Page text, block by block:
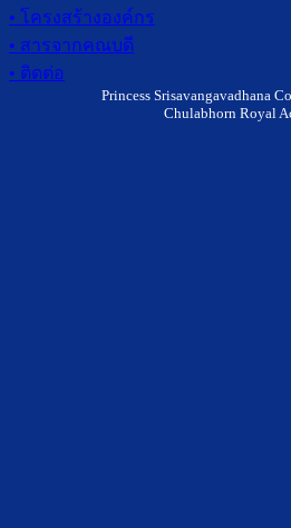
• โครงสร้างองค์กร
• สารจากคณบดี
• ติดต่อ
Princess Srisavangavadhana
Chulabhorn Royal